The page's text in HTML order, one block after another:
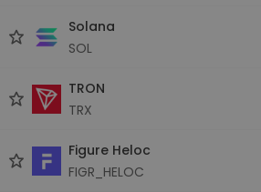
Solana
SOL
TRON
TRX
Figure Heloc
FIGR_HELOC